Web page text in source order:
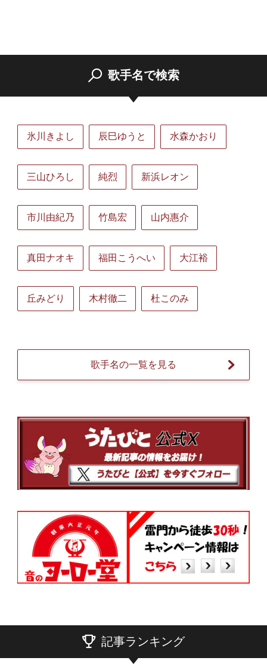
歌手名で検索
氷川きよし 辰巳ゆうと 水森かおり
三山ひろし 純烈 新浜レオン
市川由紀乃 竹島宏 山内惠介
真田ナオキ 福田こうへい 大江裕
丘みどり 木村徹二 杜このみ
歌手名の一覧を見る
記事ランキング